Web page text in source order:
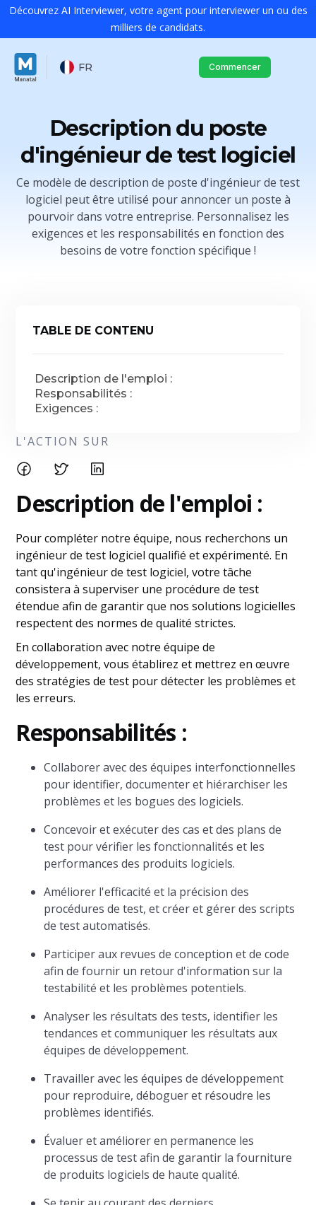
Découvrez AI Interviewer, votre agent pour interviewer un ou des
milliers de candidats.
FR Commencer
Description du poste
d'ingénieur de test logiciel
Ce modèle de description de poste d'ingénieur de test
logiciel peut être utilisé pour annoncer un poste à
pourvoir dans votre entreprise. Personnalisez les
exigences et les responsabilités en fonction des
besoins de votre fonction spécifique !
TABLE DE CONTENU
Description de l'emploi :
Responsabilités :
Exigences :
L'ACTION SUR
Description de l'emploi :
Pour compléter notre équipe, nous recherchons un
ingénieur de test logiciel qualifié et expérimenté. En
tant qu'ingénieur de test logiciel, votre tâche
consistera à superviser une procédure de test
étendue afin de garantir que nos solutions logicielles
respectent des normes de qualité strictes.
En collaboration avec notre équipe de
développement, vous établirez et mettrez en œuvre
des stratégies de test pour détecter les problèmes et
les erreurs.
Responsabilités :
Collaborer avec des équipes interfonctionnelles
pour identifier, documenter et hiérarchiser les
problèmes et les bogues des logiciels.
Concevoir et exécuter des cas et des plans de
test pour vérifier les fonctionnalités et les
performances des produits logiciels.
Améliorer l'efficacité et la précision des
procédures de test, et créer et gérer des scripts
de test automatisés.
Participer aux revues de conception et de code
afin de fournir un retour d'information sur la
testabilité et les problèmes potentiels.
Analyser les résultats des tests, identifier les
tendances et communiquer les résultats aux
équipes de développement.
Travailler avec les équipes de développement
pour reproduire, déboguer et résoudre les
problèmes identifiés.
Évaluer et améliorer en permanence les
processus de test afin de garantir la fourniture
de produits logiciels de haute qualité.